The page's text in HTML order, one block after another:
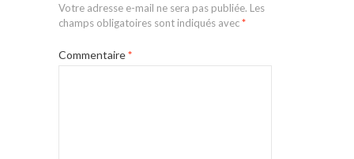
Votre adresse e-mail ne sera pas publiée. Les
champs obligatoires sont indiqués avec*
Commentaire*